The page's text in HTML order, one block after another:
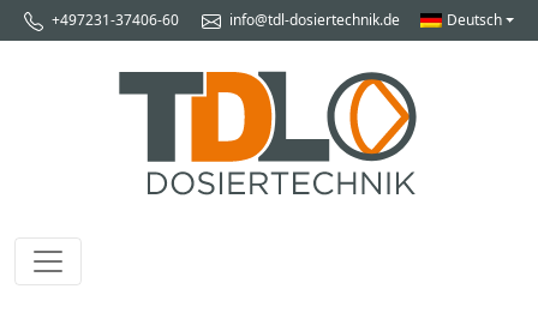
+497231-37406-60 info@tdl-dosiertechnik.de Deutsch